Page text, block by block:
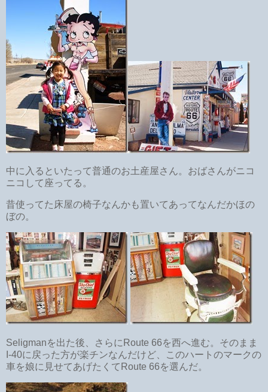
中に入るといたって普通のお土産屋さん。おばさんがニコ
ニコして座ってる。
昔使ってた床屋の椅子なんかも置いてあってなんだかほの
ぼの。
Seligmanを出た後、さらにRoute 66を西へ進む。そのまま
I-40に戻った方が楽チンなんだけど、このハートのマークの
車を娘に見せてあげたくてRoute 66を選んだ。